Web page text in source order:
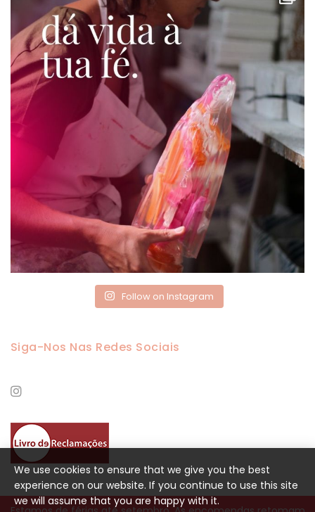
Follow on Instagram
Siga-Nos Nas Redes Sociais
We use cookies to ensure that we give you the best
experience on our website. If you continue to use this site
we will assume that you are happy with it.